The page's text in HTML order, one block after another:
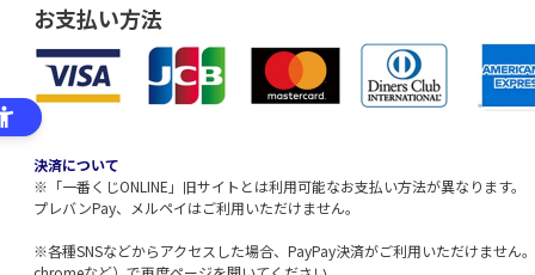
お支払い方法
決済について
※「一番くじONLINE」旧サイトとは利用可能なお支払い方法が異なります。
プレバンPay、メルペイはご利用いただけません。
※各種SNSなどからアクセスした場合、PayPay決済がご利用いただけません